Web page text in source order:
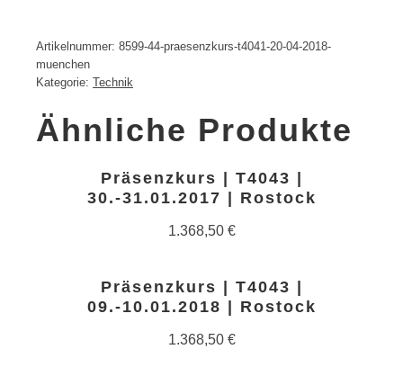
Artikelnummer: 8599-44-praesenzkurs-t4041-20-04-2018-
muenchen
Kategorie: Technik
Ähnliche Produkte
Präsenzkurs | T4043 |
30.-31.01.2017 | Rostock
1.368,50 €
Präsenzkurs | T4043 |
09.-10.01.2018 | Rostock
1.368,50 €